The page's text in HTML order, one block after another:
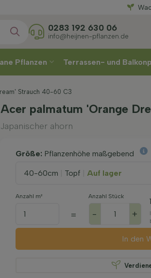
0283 192 630 06
info@heijnen-pflanzen.de
Pflanzen Terrassen- und
Strauch 40-60 C3
Acer palmatum 'Orange
Japanischer ahorn
Größe: Pflanzenhöhe maßgebend
40-60cm Topf Auf lager
Anzahl m²
=
Anzahl Stück
- +
In den